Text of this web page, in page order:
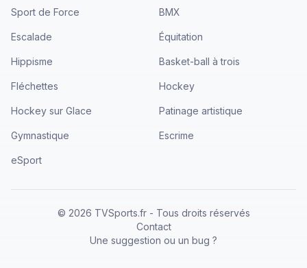
Sport de Force BMX
Escalade Équitation
Hippisme Basket-ball à trois
Fléchettes Hockey
Hockey sur Glace Patinage artistique
Gymnastique Escrime
eSport
© 2026 TVSports.fr - Tous droits réservés
Contact
Une suggestion ou un bug ?